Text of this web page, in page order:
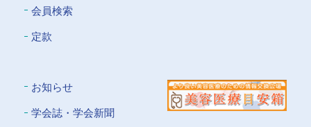
会員検索
定款
お知らせ
学会誌・学会新聞